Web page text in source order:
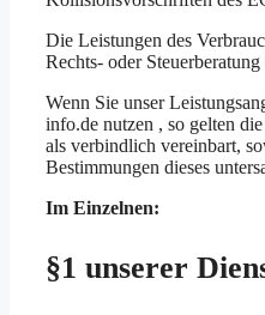
Die Leistungen des
Rechts- oder Steuerberatung
Wenn Sie unser
info.de nutzen , so gelten
als verbindlich vereinbart,
Bestimmungen dieses
Im Einzelnen:
§1 unserer